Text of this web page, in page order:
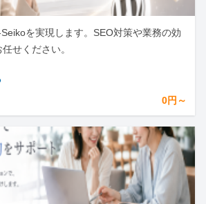
を実現します。SEO対策や業務の効
せください。
0円～